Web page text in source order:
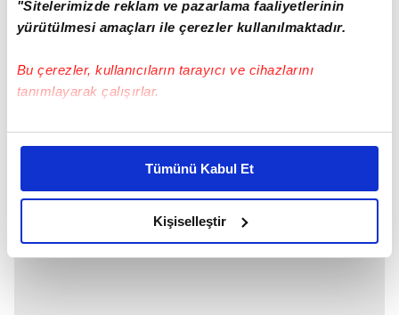
"Sitelerimizde reklam ve pazarlama faaliyetlerinin
yürütülmesi amaçları ile çerezler kullanılmaktadır.
Bu çerezler, kullanıcıların tarayıcı ve cihazlarını
tanımlayarak çalışırlar.
Bu çerezlere izin vermeniz halinde sizlere özel
daha iyi reklam deneyimi yaşatabiliriz. Bunu yaparken
amacımızın size daha iyi bir reklam deneyimi sunmak
olduğunu ve sizlere en iyi içerikleri sunabilmek adına
elimizden gelen çabayı gösterdiğimizi ve bu noktada,
reklamların maliyetlerimizi karşılamak noktasında tek gelir
Tümünü Kabul Et
Kişiselleştir